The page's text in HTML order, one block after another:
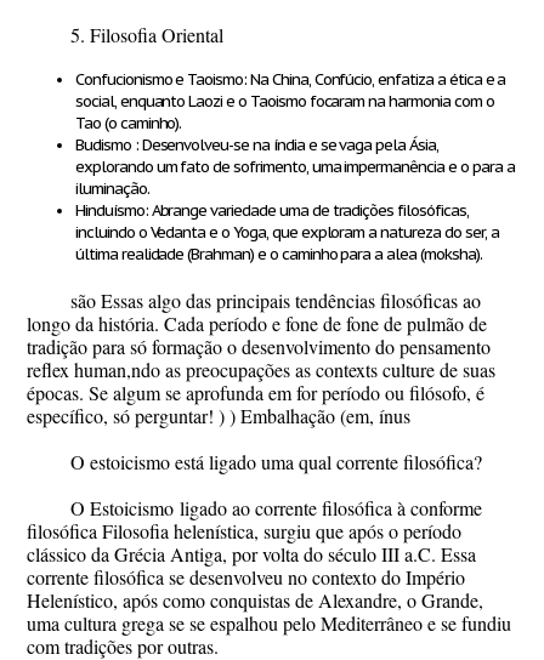
5. Filosofia Oriental
Confucionismo e Taoismo: Na China, Confúcio, enfatiza a ética e a
social, enquanto Laozi e o Taoismo focaram na harmonia com o
Tao (o caminho).
Budismo : Desenvolveu-se na índia e se vaga pela Ásia,
explorando um fato de sofrimento, uma impermanência e o para a
iluminação.
Hinduísmo: Abrange variedade uma de tradições filosóficas,
incluindo o Vedanta e o Yoga, que exploram a natureza do ser, a
última realidade (Brahman) e o caminho para a alea (moksha).
são Essas algo das principais tendências filosóficas ao
longo da história. Cada período e fone de fone de pulmão de
tradição para só formação o desenvolvimento do pensamento
reflex human,ndo as preocupações as contexts culture de suas
épocas. Se algum se aprofunda em for período ou filósofo, é
específico, só perguntar! ) ) Embalhação (em, ínus
O estoicismo está ligado uma qual corrente filosófica?
O Estoicismo ligado ao corrente filosófica à conforme
filosófica Filosofia helenística, surgiu que após o período
clássico da Grécia Antiga, por volta do século III a.C. Essa
corrente filosófica se desenvolveu no contexto do Império
Helenístico, após como conquistas de Alexandre, o Grande,
uma cultura grega se se espalhou pelo Mediterrâneo e se fundiu
com tradições por outras.